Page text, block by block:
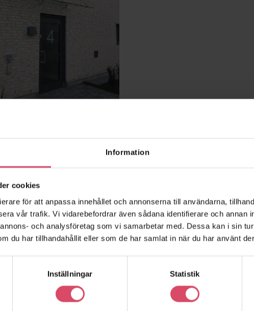
Information
cookies
för att anpassa innehållet och annonserna till användarna,
vår trafik. Vi vidarebefordrar även sådana identifierare och annan
och analysföretag som vi samarbetar med. Dessa kan i sin
du har tillhandahållit eller som de har samlat in när du har använt
Inställningar Statistik